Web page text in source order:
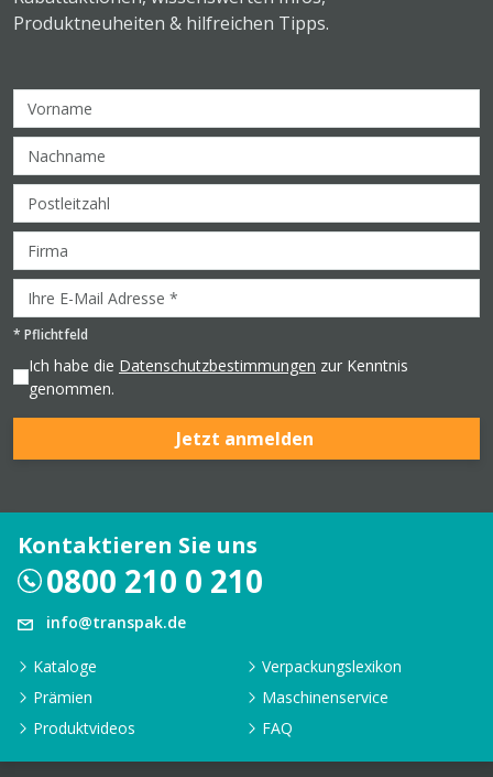
Produktneuheiten & hilfreichen Tipps.
* Pflichtfeld
Ich habe die Datenschutzbestimmungen zur Kenntnis
genommen.
Jetzt anmelden
Kontaktieren Sie uns
0800 210 0 210
info@transpak.de
Kataloge
Verpackungslexikon
Prämien
Maschinenservice
Produktvideos
FAQ